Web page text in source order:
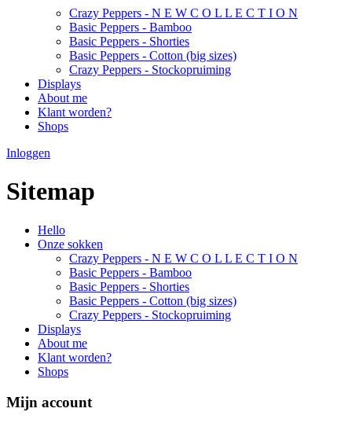
Crazy Peppers - N E W C O L L E C T I O N
Basic Peppers - Bamboo
Basic Peppers - Shorties
Basic Peppers - Cotton (big sizes)
Crazy Peppers - Stockopruiming
Displays
About me
Klant worden?
Shops
Inloggen
Sitemap
Hello
Onze sokken
Crazy Peppers - N E W C O L L E C T I O N
Basic Peppers - Bamboo
Basic Peppers - Shorties
Basic Peppers - Cotton (big sizes)
Crazy Peppers - Stockopruiming
Displays
About me
Klant worden?
Shops
Mijn account